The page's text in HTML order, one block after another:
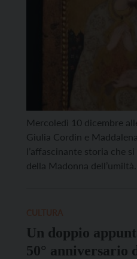
Mercoledì 10 dicembre
Giulia Cordin e
l’affascinante storia che
della Madonna dell’umiltà.
inserisce nell’iniziativa “Ti
Un doppio
50° anniversario